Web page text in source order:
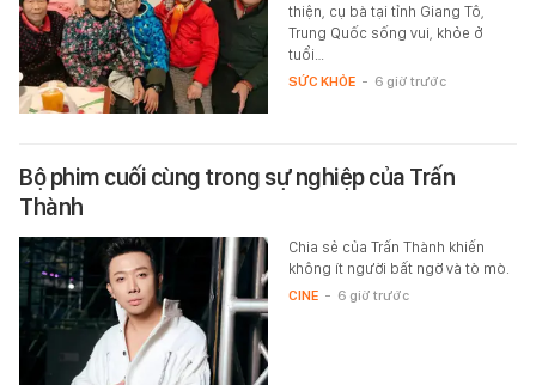
thiện, cụ bà tại tỉnh Giang Tô,
Trung Quốc sống vui, khỏe ở
tuổi…
SỨC KHỎE - 6 giờ trước
Bộ phim cuối cùng trong sự nghiệp của Trấn
Thành
Chia sẻ của Trấn Thành khiến
không ít người bất ngờ và tò mò.
CINE - 6 giờ trước